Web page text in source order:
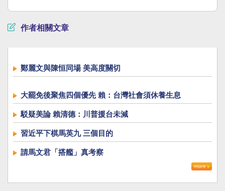
作者相關文章
鄭麗文與陳恒同場 美高度關切
大罷免後聚焦四個優先 賴：台灣社會須休養生息
駁疑美論 賴清德：川普援台未減
習近平下棋馬英九 三個目的
請馬文君「搭艦」真考察